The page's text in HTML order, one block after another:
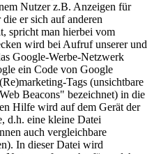
Nutzer z.B. Anzeigen für
er sich auf anderen
spricht man hierbei vom
wird bei Aufruf unserer und
Google-Werbe-Netzwerk
ein Code von Google
Tags (unsichtbare
Beacons" bezeichnet) in die
Hilfe wird auf dem Gerät der
d.h. eine kleine Datei
auch vergleichbare
In dieser Datei wird